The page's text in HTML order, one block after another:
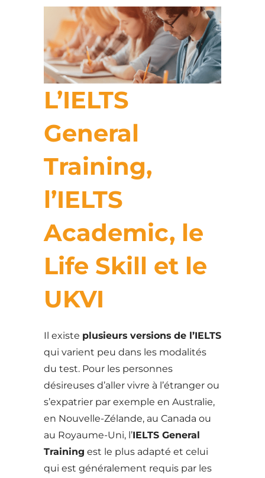
L’IELTS
General
Training,
l’IELTS
Academic, le
Life Skill et le
UKVI
Il existe plusieurs versions de l’IELTS
qui varient peu dans les modalités
du test. Pour les personnes
désireuses d’aller vivre à l’étranger ou
s’expatrier par exemple en Australie,
en Nouvelle-Zélande, au Canada ou
au Royaume-Uni, l’IELTS General
Training est le plus adapté et celui
qui est généralement requis par les